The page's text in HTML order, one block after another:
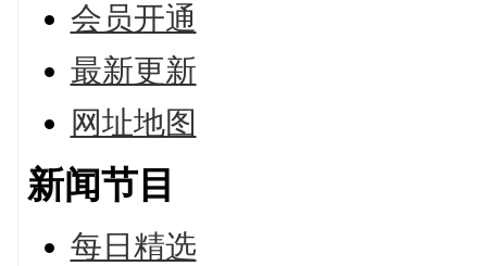
会员开通
最新更新
网址地图
新闻节目
每日精选